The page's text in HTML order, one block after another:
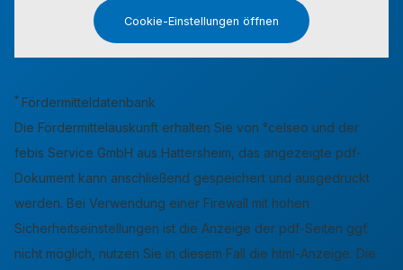
Cookie-Einstellungen öffnen
* Fördermitteldatenbank
Die Fördermittelauskunft erhalten Sie von °celseo und der
febis Service GmbH aus Hattersheim, das angezeigte pdf-
Dokument kann anschließend gespeichert und ausgedruckt
werden. Bei Verwendung einer Firewall mit hohen
Sicherheitseinstellungen ist die Anzeige der pdf-Seiten ggf.
nicht möglich, nutzen Sie in diesem Fall die html-Anzeige. Die